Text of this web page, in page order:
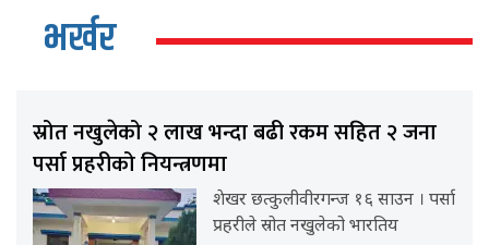
भर्खर
स्रोत नखुलेको २ लाख भन्दा बढी रकम सहित २ जना
पर्सा प्रहरीको नियन्त्रणमा
शेखर छत्कुलीवीरगन्ज १६ साउन । पर्सा
प्रहरीले स्रोत नखुलेको भारतिय